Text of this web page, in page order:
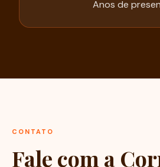
Anos de
CONTATO
Fale com a